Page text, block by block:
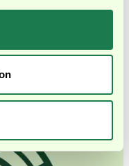
zum Wachsen
Voraussetzung für